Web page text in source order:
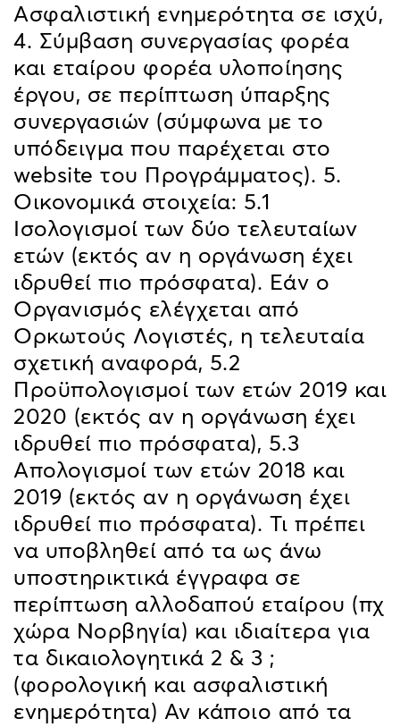
Ασφαλιστική ενημερότητα σε ισχύ,
4. Σύμβαση συνεργασίας φορέα
και εταίρου φορέα υλοποίησης
έργου, σε περίπτωση ύπαρξης
συνεργασιών (σύμφωνα με το
υπόδειγμα που παρέχεται στο
website του Προγράμματος). 5.
Οικονομικά στοιχεία: 5.1
Ισολογισμοί των δύο τελευταίων
ετών (εκτός αν η οργάνωση έχει
ιδρυθεί πιο πρόσφατα). Εάν ο
Οργανισμός ελέγχεται από
Ορκωτούς Λογιστές, η τελευταία
σχετική αναφορά, 5.2
Προϋπολογισμοί των ετών 2019 και
2020 (εκτός αν η οργάνωση έχει
ιδρυθεί πιο πρόσφατα), 5.3
Απολογισμοί των ετών 2018 και
2019 (εκτός αν η οργάνωση έχει
ιδρυθεί πιο πρόσφατα). Τι πρέπει
να υποβληθεί από τα ως άνω
υποστηρικτικά έγγραφα σε
περίπτωση αλλοδαπού εταίρου (πχ
χώρα Νορβηγία) και ιδιαίτερα για
τα δικαιολογητικά 2 & 3 ;
(φορολογική και ασφαλιστική
ενημερότητα) Αν κάποιο από τα